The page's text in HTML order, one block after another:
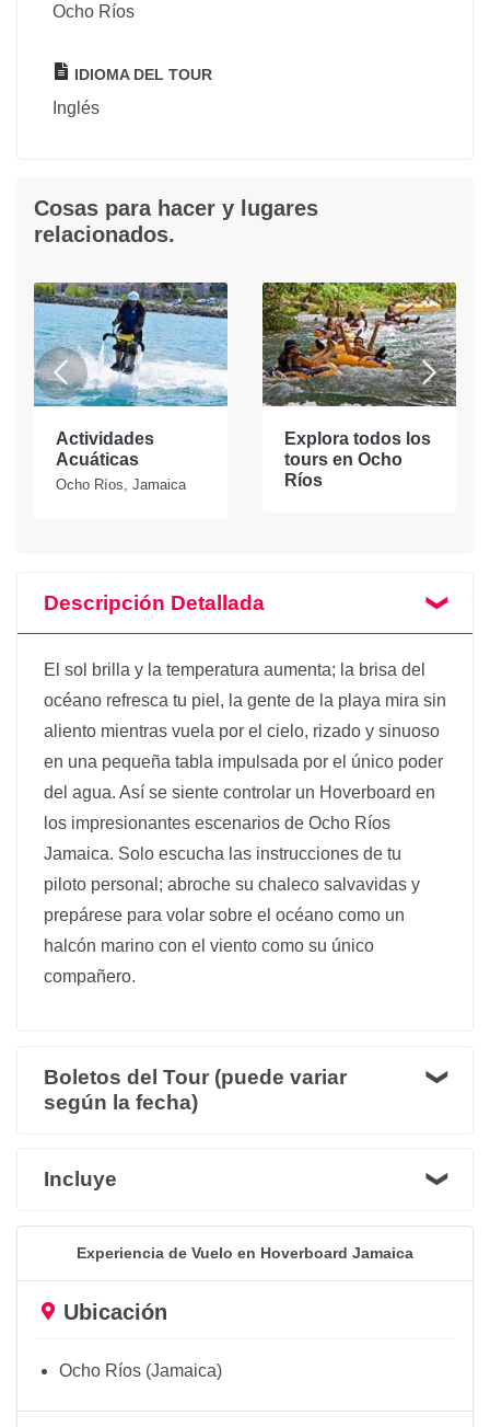
Ocho Ríos
IDIOMA DEL TOUR
Inglés
Cosas para hacer y lugares
relacionados.
Actividades
Acuáticas
Ocho Ríos, Jamaica
Explora todos los
tours en Ocho
Ríos
Descripción Detallada
El sol brilla y la temperatura aumenta; la brisa del
océano refresca tu piel, la gente de la playa mira sin
aliento mientras vuela por el cielo, rizado y sinuoso
en una pequeña tabla impulsada por el único poder
del agua. Así se siente controlar un Hoverboard en
los impresionantes escenarios de Ocho Ríos
Jamaica. Solo escucha las instrucciones de tu
piloto personal; abroche su chaleco salvavidas y
prepárese para volar sobre el océano como un
halcón marino con el viento como su único
compañero.
Boletos del Tour (puede variar
según la fecha)
Incluye
Experiencia de Vuelo en Hoverboard Jamaica
Ubicación
Ocho Ríos (Jamaica)